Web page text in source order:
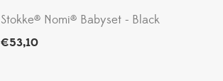
Stokke® Nomi® Babyset - Black
€53,10